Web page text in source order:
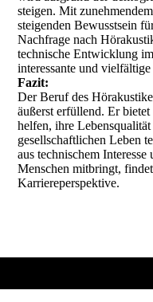
steigen. Mit
steigenden Bewusstsein
Nachfrage nach
technische Entwicklung
interessante und
Fazit:
Der Beruf des
äußerst erfüllend. Er
helfen, ihre
gesellschaftlichen Leben
aus technischem
Menschen mitbringt,
Karriereperspektive.